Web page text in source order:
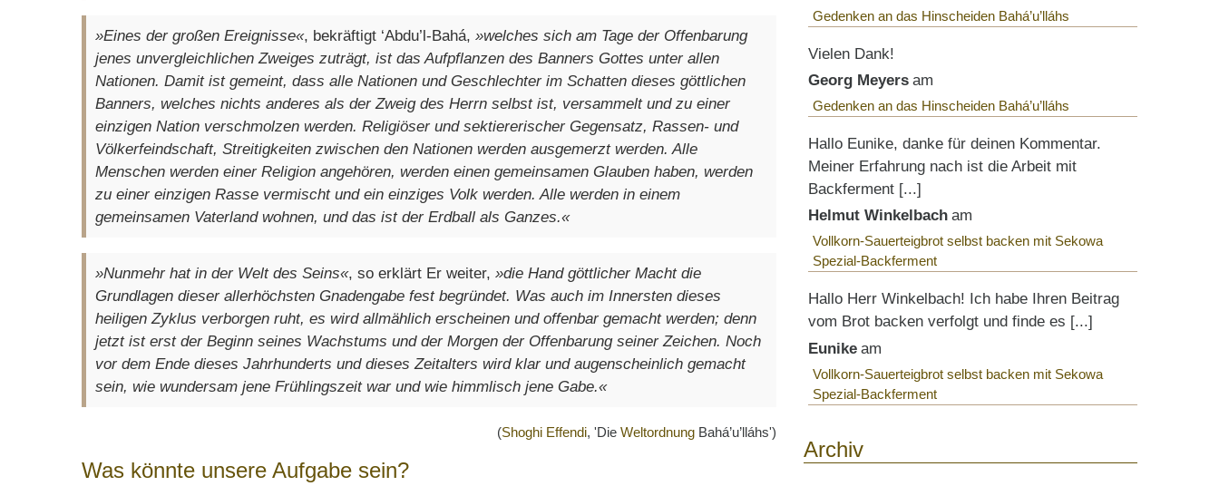
»Eines der großen Ereignisse«, bekräftigt ‘Abdu’l-Bahá, »welches sich am Tage der Offenbarung
jenes unvergleichlichen Zweiges zuträgt, ist das Aufpflanzen des Banners Gottes unter allen
Nationen. Damit ist gemeint, dass alle Nationen und Geschlechter im Schatten dieses göttlichen
Banners, welches nichts anderes als der Zweig des Herrn selbst ist, versammelt und zu einer
einzigen Nation verschmolzen werden. Religiöser und sektiererischer Gegensatz, Rassen- und
Völkerfeindschaft, Streitigkeiten zwischen den Nationen werden ausgemerzt werden. Alle
Menschen werden einer Religion angehören, werden einen gemeinsamen Glauben haben, werden
zu einer einzigen Rasse vermischt und ein einziges Volk werden. Alle werden in einem
gemeinsamen Vaterland wohnen, und das ist der Erdball als Ganzes.«
»Nunmehr hat in der Welt des Seins«, so erklärt Er weiter, »die Hand göttlicher Macht die
Grundlagen dieser allerhöchsten Gnadengabe fest begründet. Was auch im Innersten dieses
heiligen Zyklus verborgen ruht, es wird allmählich erscheinen und offenbar gemacht werden; denn
jetzt ist erst der Beginn seines Wachstums und der Morgen der Offenbarung seiner Zeichen. Noch
vor dem Ende dieses Jahrhunderts und dieses Zeitalters wird klar und augenscheinlich gemacht
sein, wie wundersam jene Frühlingszeit war und wie himmlisch jene Gabe.«
(Shoghi Effendi, 'Die Weltordnung Bahá’u’lláhs')
Was könnte unsere Aufgabe sein?
Gedenken an das Hinscheiden Bahá’u’lláhs
Vielen Dank!
Georg Meyers am
Gedenken an das Hinscheiden Bahá’u’lláhs
Hallo Eunike, danke für deinen Kommentar.
Meiner Erfahrung nach ist die Arbeit mit
Backferment [...]
Helmut Winkelbach am
Vollkorn-Sauerteigbrot selbst backen mit Sekowa
Spezial-Backferment
Hallo Herr Winkelbach! Ich habe Ihren Beitrag
vom Brot backen verfolgt und finde es [...]
Eunike am
Vollkorn-Sauerteigbrot selbst backen mit Sekowa
Spezial-Backferment
Archiv